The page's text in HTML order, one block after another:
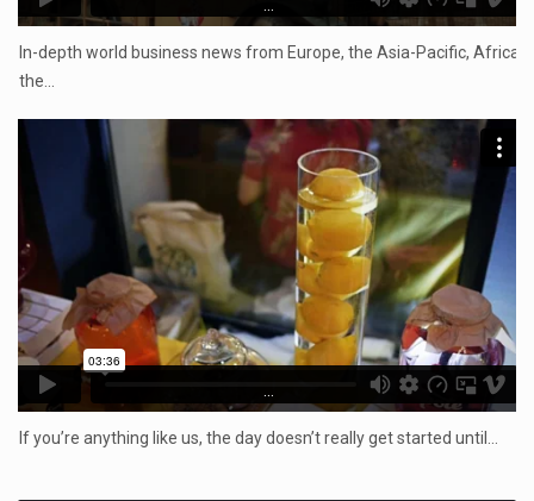
In-depth world business news from Europe, the Asia-Pacific, Africa,
the…
...
If you’re anything like us, the day doesn’t really get started until…